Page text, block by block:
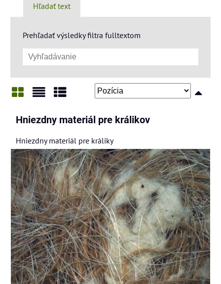
Hľadať text
Prehľadať výsledky filtra fulltextom
Hniezdny materiál pre králikov
Hniezdny materiál pre králiky